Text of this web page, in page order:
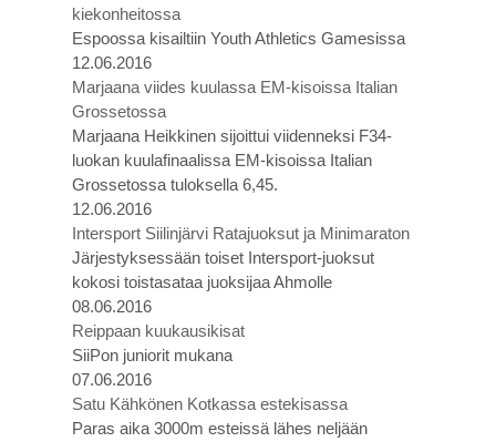
kiekonheitossa
Espoossa kisailtiin Youth Athletics Gamesissa
12.06.2016
Marjaana viides kuulassa EM-kisoissa Italian
Grossetossa
Marjaana Heikkinen sijoittui viidenneksi F34-
luokan kuulafinaalissa EM-kisoissa Italian
Grossetossa tuloksella 6,45.
12.06.2016
Intersport Siilinjärvi Ratajuoksut ja Minimaraton
Järjestyksessään toiset Intersport-juoksut
kokosi toistasataa juoksijaa Ahmolle
08.06.2016
Reippaan kuukausikisat
SiiPon juniorit mukana
07.06.2016
Satu Kähkönen Kotkassa estekisassa
Paras aika 3000m esteissä lähes neljään